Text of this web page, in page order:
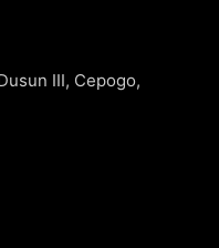
III, Cepogo,